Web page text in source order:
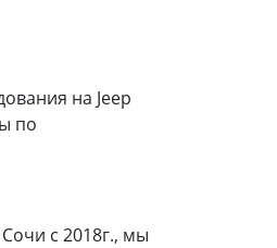
на Jeep
по
с 2018г., мы